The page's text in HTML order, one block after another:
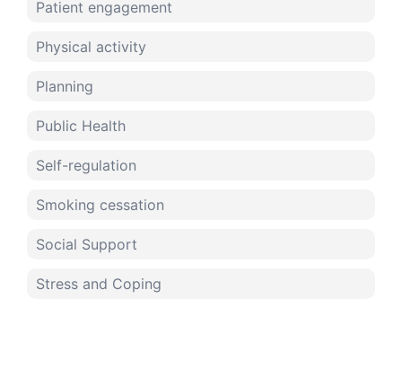
Patient engagement
Physical activity
Planning
Public Health
Self-regulation
Smoking cessation
Social Support
Stress and Coping